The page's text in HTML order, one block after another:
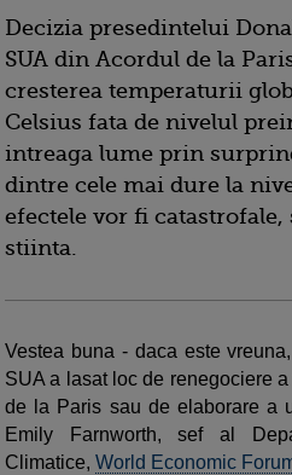
Decizia presedintelui
SUA din Acordul de la
cresterea temperaturii
Celsius fata de nivelul
intreaga lume prin
dintre cele mai dure la
efectele vor fi
stiinta.
Vestea buna - daca este
SUA a lasat loc de renegociere
de la Paris sau de elaborare a
Emily Farnworth, sef al
Climatice, World Economic